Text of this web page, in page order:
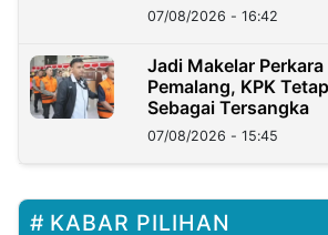
07/08/2026 - 16:42
Jadi Makelar
Pemalang, KPK
Sebagai Tersangka
07/08/2026 - 15:45
KABAR PILIHAN